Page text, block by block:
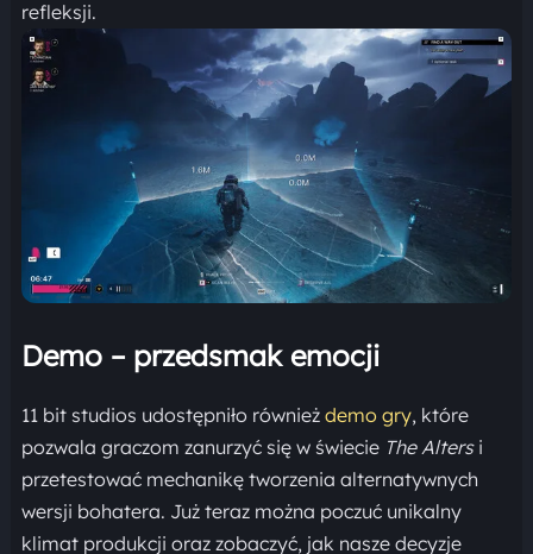
refleksji.
Demo – przedsmak emocji
11 bit studios udostępniło również demo gry, które
pozwala graczom zanurzyć się w świecie The Altersi
przetestować mechanikę tworzenia alternatywnych
wersji bohatera. Już teraz można poczuć unikalny
klimat produkcji oraz zobaczyć, jak nasze decyzje